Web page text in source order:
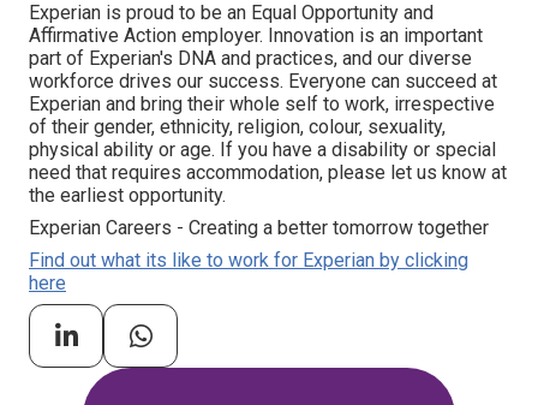
Experian is proud to be an Equal Opportunity and
Affirmative Action employer. Innovation is an important
part of Experian's DNA and practices, and our diverse
workforce drives our success. Everyone can succeed at
Experian and bring their whole self to work, irrespective
of their gender, ethnicity, religion, colour, sexuality,
physical ability or age. If you have a disability or special
need that requires accommodation, please let us know at
the earliest opportunity.
Experian Careers - Creating a better tomorrow together
Find out what its like to work for Experian by clicking
here